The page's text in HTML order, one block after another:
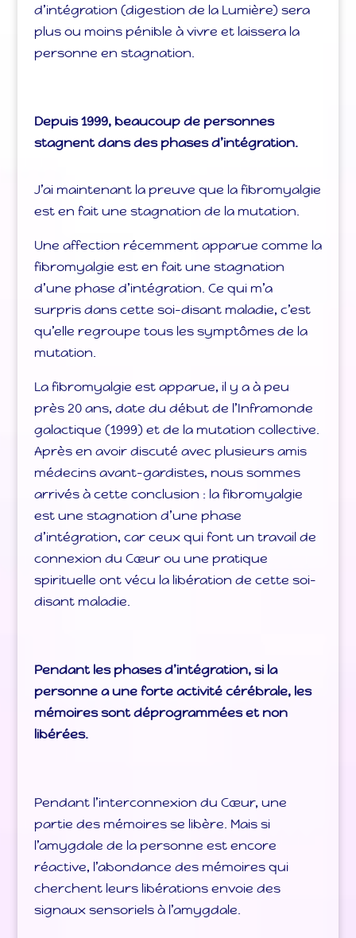
d’intégration (digestion de la Lumière) sera
plus ou moins pénible à vivre et laissera la
personne en stagnation.
Depuis 1999, beaucoup de personnes
stagnent dans des phases d’intégration.
J’ai maintenant la preuve que la fibromyalgie
est en fait une stagnation de la mutation.
Une affection récemment apparue comme la
fibromyalgie est en fait une stagnation
d’une phase d’intégration. Ce qui m’a
surpris dans cette soi-disant maladie, c’est
qu’elle regroupe tous les symptômes de la
mutation.
La fibromyalgie est apparue, il y a à peu
près 20 ans, date du début de l’Inframonde
galactique (1999) et de la mutation collective.
Après en avoir discuté avec plusieurs amis
médecins avant-gardistes, nous sommes
arrivés à cette conclusion : la fibromyalgie
est une stagnation d’une phase
d’intégration, car ceux qui font un travail de
connexion du Cœur ou une pratique
spirituelle ont vécu la libération de cette soi-
disant maladie.
Pendant les phases d’intégration, si la
personne a une forte activité cérébrale, les
mémoires sont déprogrammées et non
libérées.
Pendant l’interconnexion du Cœur, une
partie des mémoires se libère. Mais si
l’amygdale de la personne est encore
réactive, l’abondance des mémoires qui
cherchent leurs libérations envoie des
signaux sensoriels à l’amygdale.